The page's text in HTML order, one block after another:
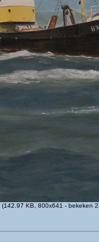
(142.97 KB, 800x641 - bekeken